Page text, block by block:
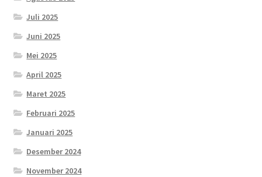
Juli 2025
Juni 2025
Mei 2025
April 2025
Maret 2025
Februari 2025
Januari 2025
Desember 2024
November 2024